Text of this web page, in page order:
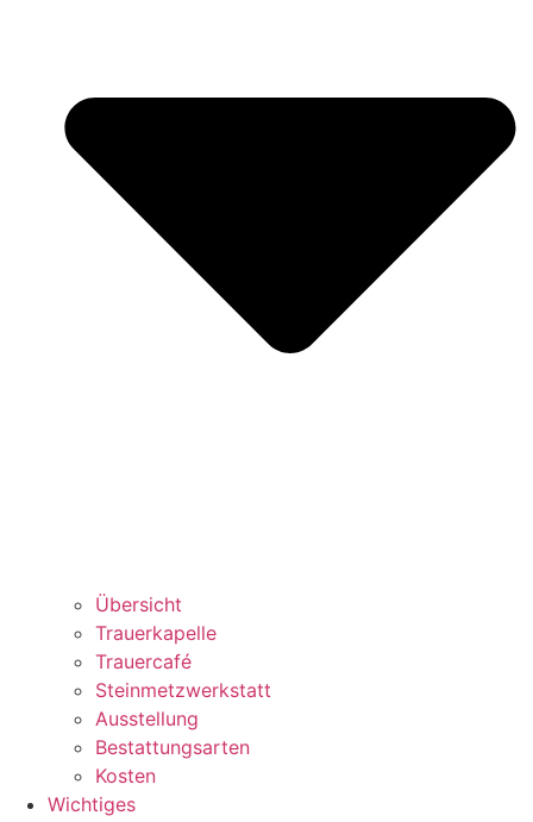
Übersicht
Trauerkapelle
Trauercafé
Steinmetzwerkstatt
Ausstellung
Bestattungsarten
Kosten
Wichtiges